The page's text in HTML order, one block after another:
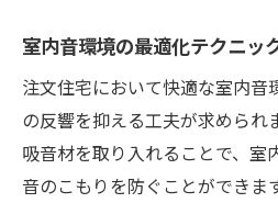
ペットの鳴き声対策
家族の絆を深める音
騒音をシャットアウトす
素材
新素材の性能と導入効
室内音環境の最適化テクニッ
注文住宅において快適な室内音
の反響を抑える工夫が求められ
吸音材を取り入れることで、室
音のこもりを防ぐことができま